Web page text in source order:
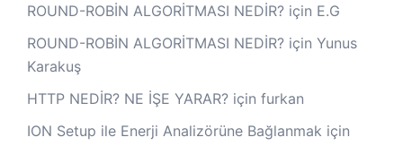
ROUND-ROBİN ALGORİTMASI NEDİR? için E.G
ROUND-ROBİN ALGORİTMASI NEDİR? için Yunus
Karakuş
HTTP NEDİR? NE İŞE YARAR? için furkan
ION Setup ile Enerji Analizörüne Bağlanmak için